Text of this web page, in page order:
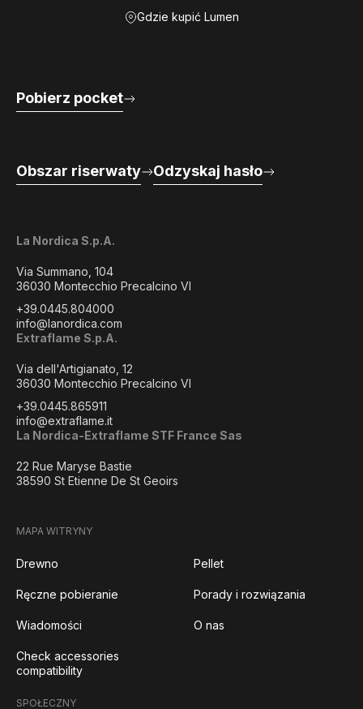
Gdzie kupić Lumen
La Nordica S.p.A.
Via Summano, 104
36030 Montecchio Precalcino VI
+39.0445.804000
info@lanordica.com
Extraflame S.p.A.
Via dell'Artigianato, 12
36030 Montecchio Precalcino VI
+39.0445.865911
info@extraflame.it
La Nordica-Extraflame STF France Sas
22 Rue Maryse Bastie
38590 St Etienne De St Geoirs
Pobierz pocket
Obszar riserwaty Odzyskaj hasło
MAPA WITRYNY
Drewno Pellet
Ręczne pobieranie Porady i rozwiązania
Wiadomości O nas
Check accessories
compatibility
SPOŁECZNY